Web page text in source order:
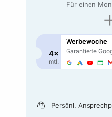
Für einen
4×
mtl.
Werbewoche
Garantierte
support_agent Persönl.